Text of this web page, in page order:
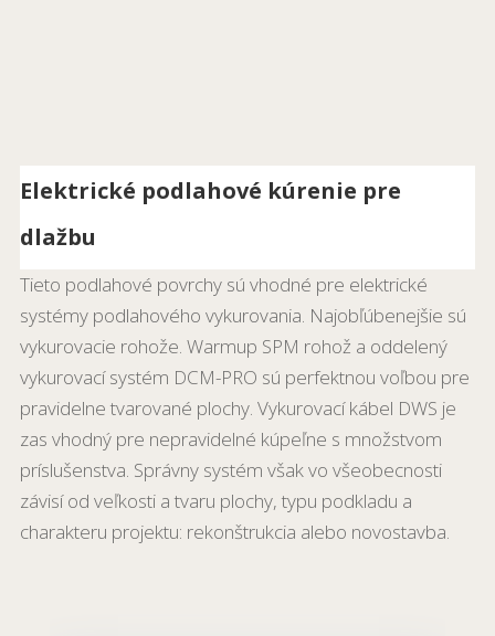
Elektrické podlahové kúrenie pre
dlažbu
Tieto podlahové povrchy sú vhodné pre elektrické
systémy podlahového vykurovania. Najobľúbenejšie sú
vykurovacie rohože. Warmup SPM rohož a oddelený
vykurovací systém DCM-PRO sú perfektnou voľbou pre
pravidelne tvarované plochy. Vykurovací kábel DWS je
zas vhodný pre nepravidelné kúpeľne s množstvom
príslušenstva. Správny systém však vo všeobecnosti
závisí od veľkosti a tvaru plochy, typu podkladu a
charakteru projektu: rekonštrukcia alebo novostavba.